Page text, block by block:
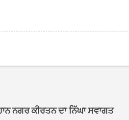
ਨਗਰ ਕੀਰਤਨ ਦਾ ਨਿੱਘਾ ਸਵਾਗਤ